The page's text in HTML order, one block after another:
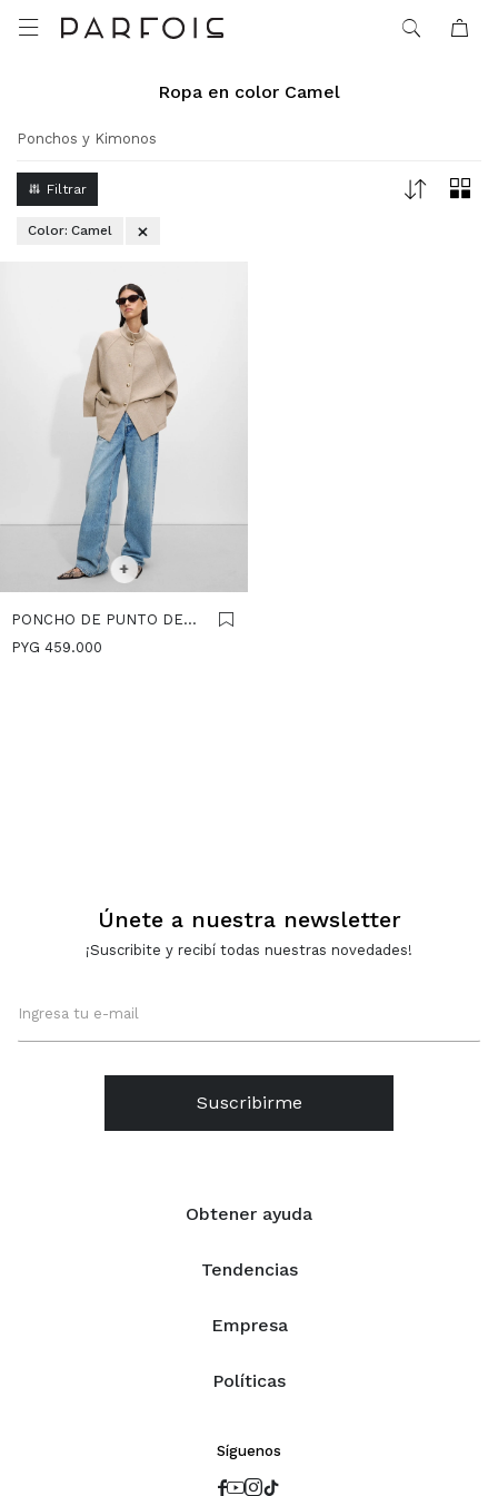

Ropa en color Camel
Ponchos y Kimonos
Color: Camel
SELECCIONAR TALLE
+
PONCHO DE PUNTO DE
CUELLO ALTO - CAMEL
PYG 459.000
Obtener ayuda
Tendencias
Empresa
Políticas
Únete a nuestra newsletter
¡Suscribite y recibí todas nuestras novedades!
Suscribirme
Síguenos
